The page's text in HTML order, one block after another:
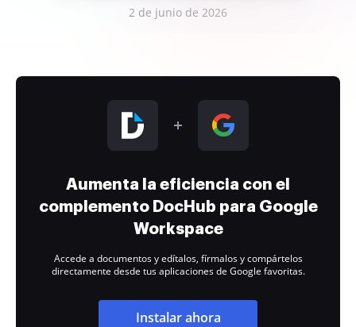
2 de junio de 2026
Aumenta la eficiencia con el
complemento DocHub para Google
Workspace
Accede a documentos y edítalos, fírmalos y compártelos
directamente desde tus aplicaciones de Google favoritas.
Instalar ahora